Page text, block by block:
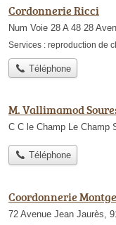
Cordonnerie Ricci
Num Voie 28 A 48 28
Services : reproduction de
Téléphone
M. Vallimamod
C C le Champ Le Champ
Téléphone
Coordonnerie
72 Avenue Jean Jaurès,